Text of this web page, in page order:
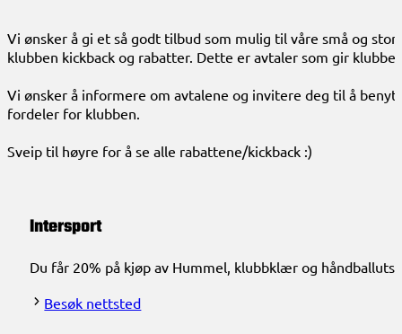
Vi ønsker å gi et så godt tilbud som mulig til våre små og
klubben kickback og rabatter. Dette er avtaler som gir
Vi ønsker å informere om avtalene og invitere deg til å
fordeler for klubben.
Sveip til høyre for å se alle rabattene/kickback :)
Intersport
Du får 20% på kjøp av Hummel, klubbklær og
Besøk nettsted